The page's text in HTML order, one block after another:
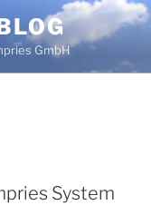
GmbH
System